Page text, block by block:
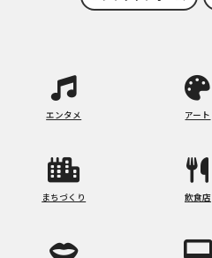
エンタメ アート
まちづくり 飲食店